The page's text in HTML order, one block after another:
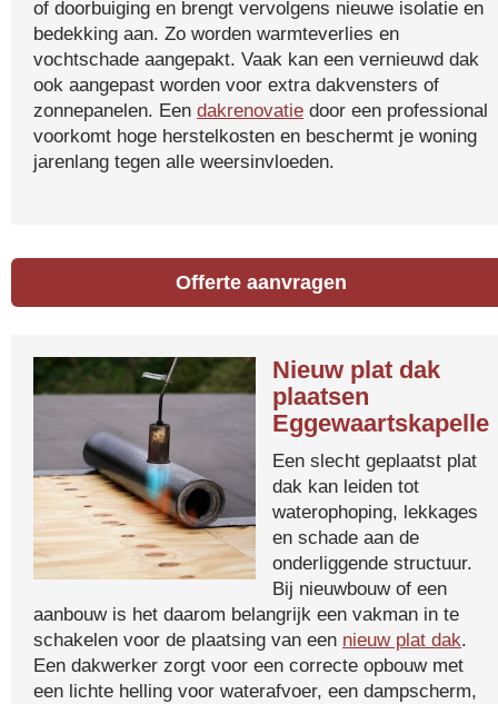
of doorbuiging en brengt vervolgens nieuwe isolatie en
bedekking aan. Zo worden warmteverlies en
vochtschade aangepakt. Vaak kan een vernieuwd dak
ook aangepast worden voor extra dakvensters of
zonnepanelen. Een dakrenovatie door een professional
voorkomt hoge herstelkosten en beschermt je woning
jarenlang tegen alle weersinvloeden.
Offerte aanvragen
Nieuw plat dak
plaatsen
Eggewaartskapelle
Een slecht geplaatst plat
dak kan leiden tot
waterophoping, lekkages
en schade aan de
onderliggende structuur.
Bij nieuwbouw of een
aanbouw is het daarom belangrijk een vakman in te
schakelen voor de plaatsing van een nieuw plat dak.
Een dakwerker zorgt voor een correcte opbouw met
een lichte helling voor waterafvoer, een dampscherm,